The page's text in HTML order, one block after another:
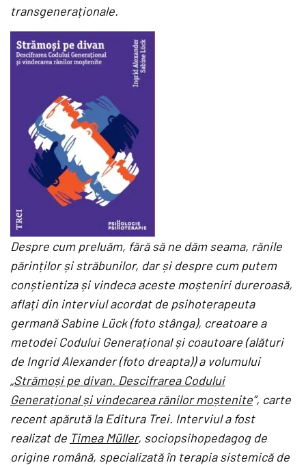
transgeneraționale.
Despre cum preluăm, fără să ne dăm seama, rănile
părinților și străbunilor, dar și despre cum putem
conștientiza și vindeca aceste moșteniri dureroasă,
aflați din interviul acordat de psihoterapeuta
germanăSabine Lück (foto stânga), creatoare a
metodei Codului Generațional și coautoare (alături
de Ingrid Alexander (foto dreapta)) a volumului
„Strămoși pe divan. Descifrarea Codului
Generațional și vindecarea rănilor moștenite”, carte
recent apărută la Editura Trei. Interviul a fost
realizat de Timea Müller, sociopsihopedagog de
origine română, specializată în terapia sistemică de